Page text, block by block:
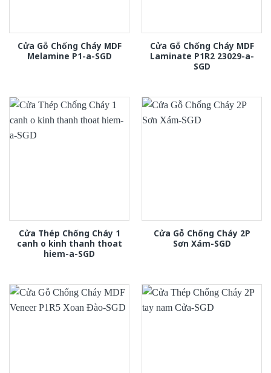
Cửa Gỗ Chống Cháy MDF
Melamine P1-a-SGD
Cửa Gỗ Chống Cháy MDF
Laminate P1R2 23029-a-
SGD
Cửa Thép Chống Cháy 1
canh o kinh thanh thoat
hiem-a-SGD
Cửa Gỗ Chống Cháy 2P
Sơn Xám-SGD